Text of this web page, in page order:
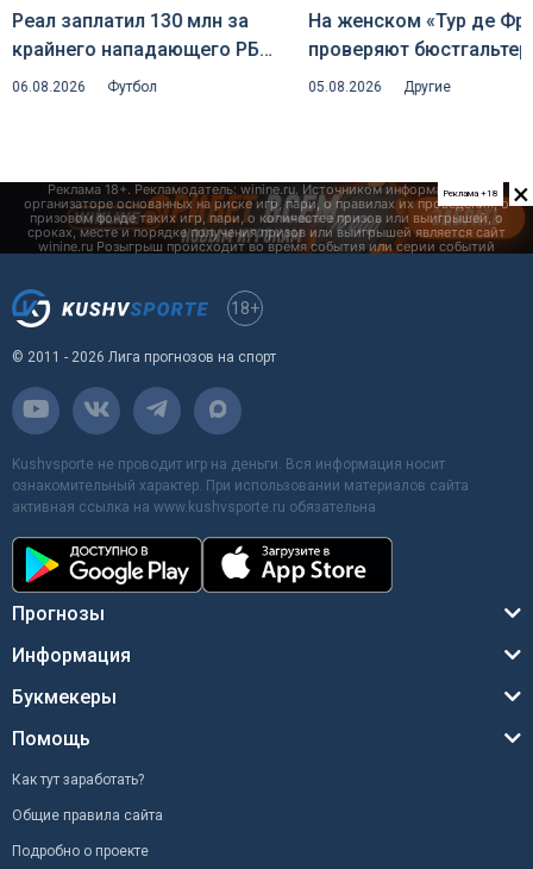
Реал заплатил 130 млн за
крайнего нападающего РБ
Лейпциг — клуб едко
06.08.2026 Футбол
На женском «Тур де
проверяют
охота на скрытую
05.08.2026 Другие
×
Реклама +18
18+
© 2011 - 2026 Лига прогнозов на спорт
Kushvsporte не проводит игр на деньги. Вся информация носит
ознакомительный характер. При использовании материалов сайта
активная ссылка на www.kushvsporte.ru обязательна
Прогнозы
Информация
Букмекеры
Помощь
Как тут заработать?
Общие правила сайта
Подробно о проекте